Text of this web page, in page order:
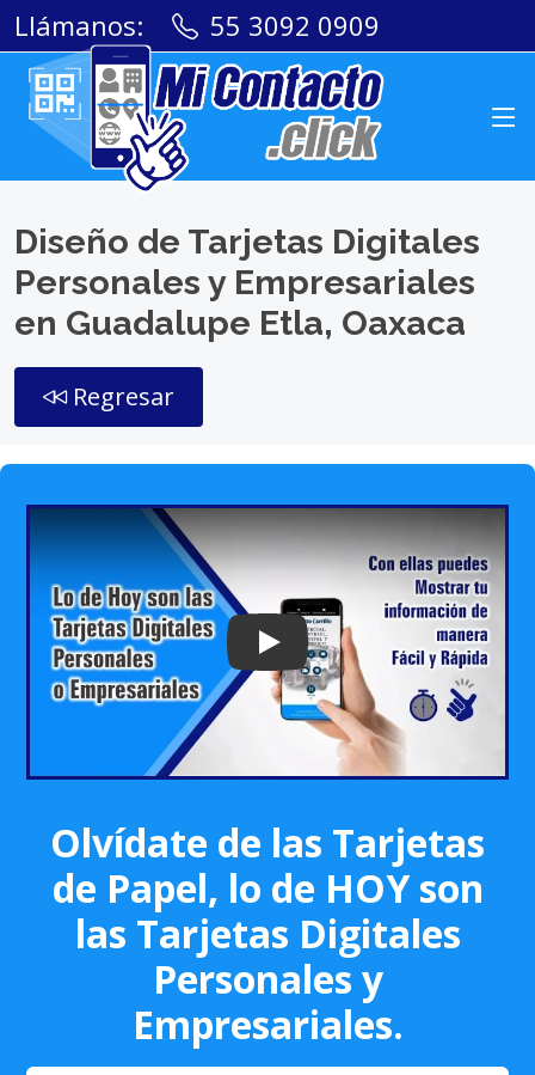
Llámanos: 55 3092 0909
Diseño de Tarjetas Digitales
Personales y Empresariales
en Guadalupe Etla, Oaxaca
Regresar
Play: Keynote (Google I/O '18)
Olvídate de las Tarjetas
de Papel, lo de HOY son
las Tarjetas Digitales
Personales y
Empresariales.